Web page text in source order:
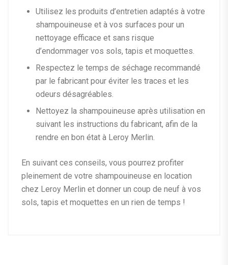
Utilisez les produits d’entretien adaptés à votre
shampouineuse et à vos surfaces pour un
nettoyage efficace et sans risque
d’endommager vos sols, tapis et moquettes.
Respectez le temps de séchage recommandé
par le fabricant pour éviter les traces et les
odeurs désagréables.
Nettoyez la shampouineuse après utilisation en
suivant les instructions du fabricant, afin de la
rendre en bon état à Leroy Merlin.
En suivant ces conseils, vous pourrez profiter
pleinement de votre shampouineuse en location
chez Leroy Merlin et donner un coup de neuf à vos
sols, tapis et moquettes en un rien de temps !